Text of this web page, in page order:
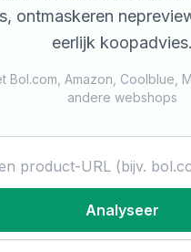
ontmaskeren
eerlijk koopadvies.
Bol.com, Amazon, Coolblue,
andere webshops
Analyseer